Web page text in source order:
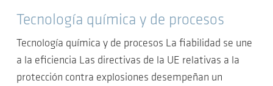
Tecnología química y de procesos
Tecnología química y de procesos La fiabilidad se une
a la eficiencia Las directivas de la UE relativas a la
protección contra explosiones desempeñan un